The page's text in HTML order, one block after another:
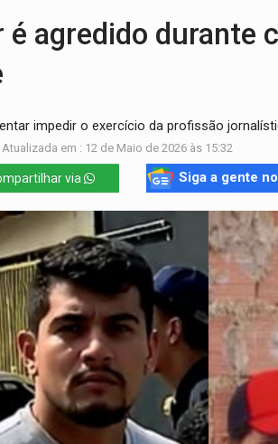
é agredido durante
impedir o exercício da profissão
Atualizada em : 12 de Maio de 2026 às 15:32
via Siga a gente